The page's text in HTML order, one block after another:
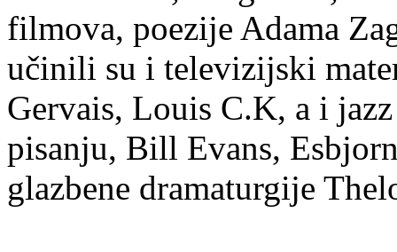
filmova, poezije Adama
učinili su i televizijski
Gervais, Louis C.K, a i
pisanju, Bill Evans,
glazbene dramaturgije